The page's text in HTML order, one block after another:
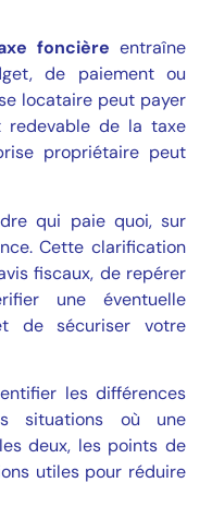
foncière entraîne
de paiement ou
locataire peut payer
redevable de la taxe
propriétaire peut
qui paie quoi, sur
Cette clarification
fiscaux, de repérer
une éventuelle
de sécuriser votre
les différences
situations où une
deux, les points de
utiles pour réduire